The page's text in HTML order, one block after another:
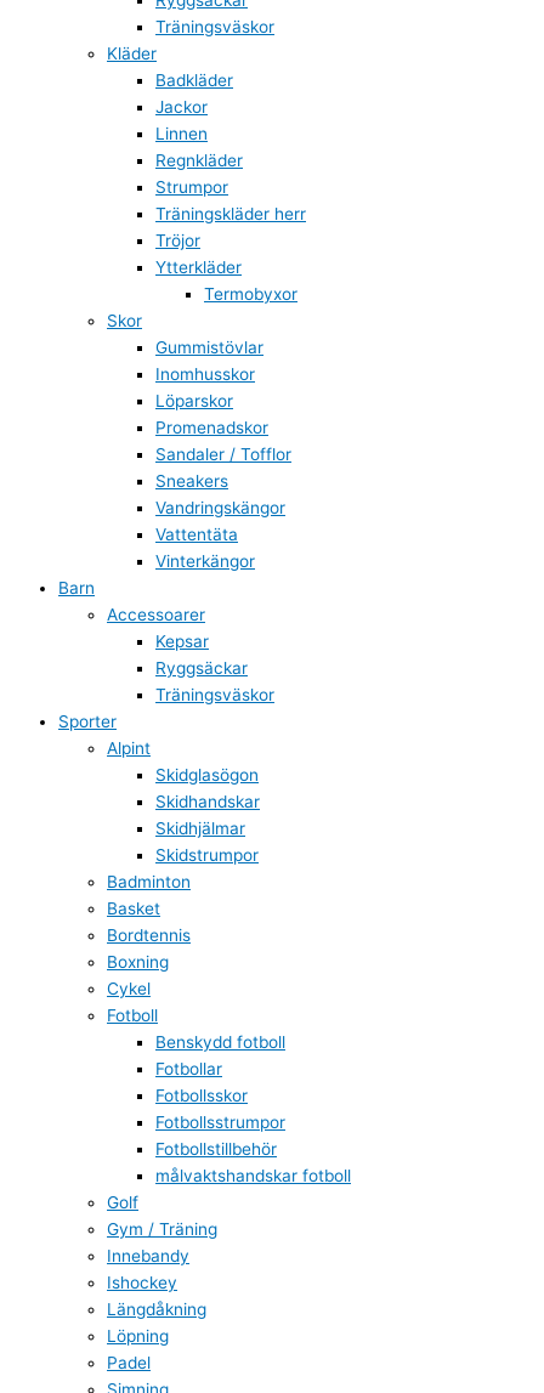
Träningsväskor
Kläder
Badkläder
Jackor
Linnen
Regnkläder
Strumpor
Träningskläder herr
Tröjor
Ytterkläder
Termobyxor
Skor
Gummistövlar
Inomhusskor
Löparskor
Promenadskor
Sandaler / Tofflor
Sneakers
Vandringskängor
Vattentäta
Vinterkängor
Barn
Accessoarer
Kepsar
Ryggsäckar
Träningsväskor
Sporter
Alpint
Skidglasögon
Skidhandskar
Skidhjälmar
Skidstrumpor
Badminton
Basket
Bordtennis
Boxning
Cykel
Fotboll
Benskydd fotboll
Fotbollar
Fotbollsskor
Fotbollsstrumpor
Fotbollstillbehör
målvaktshandskar fotboll
Golf
Gym / Träning
Innebandy
Ishockey
Längdåkning
Löpning
Padel